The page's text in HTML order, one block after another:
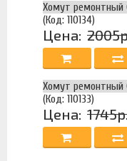
Хомут ремонтный
(Код: 110134)
Цена:
Хомут ремонтный
(Код: 110133)
Цена: